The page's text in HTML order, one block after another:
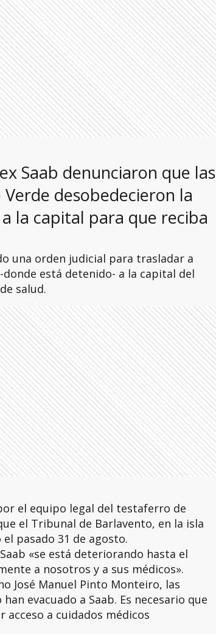
Saab denunciaron que las
desobedecieron la
la capital para que reciba
una orden judicial para trasladar a
donde está detenido- a la capital del
salud.
el equipo legal del testaferro de
el Tribunal de Barlavento, en la isla
pasado 31 de agosto.
«se está deteriorando hasta el
a nosotros y a sus médicos».
José Manuel Pinto Monteiro, las
evacuado a Saab. Es necesario que
a cuidados médicos